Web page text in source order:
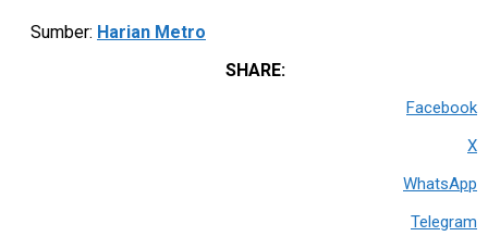
Sumber: Harian Metro
SHARE:
Facebook
X
WhatsApp
Telegram